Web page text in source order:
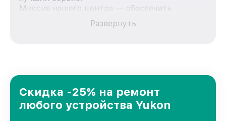
Миссия нашего центра — обеспечить
качественный и доступный ремонт для
каждого пользователя продукции Yukon, вне
Краснодаре, постоянно повышая уровень
доверия и лояльности наших клиентов.
Развернуть
Скидка -25% на ремонт
любого устройства Yukon